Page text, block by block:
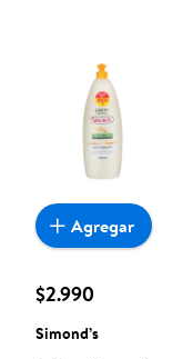
$2.990
Simond’s
Agregar